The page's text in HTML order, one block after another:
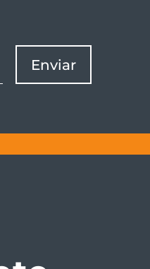
Enviar